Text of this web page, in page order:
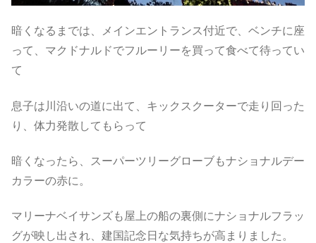
暗くなるまでは、メインエントランス付近で、ベンチに座
って、マクドナルドでフルーリーを買って食べて待ってい
て
息子は川沿いの道に出て、キックスクーターで走り回った
り、体力発散してもらって
暗くなったら、スーパーツリーグローブもナショナルデー
カラーの赤に。
マリーナベイサンズも屋上の船の裏側にナショナルフラッ
グが映し出され、建国記念日な気持ちが高まりました。